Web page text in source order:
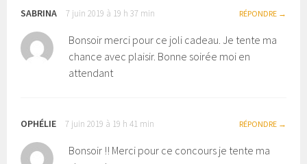
SABRINA 7 juin 2019 à 19 h 37 min RÉPONDRE
Bonsoir merci pour ce joli cadeau. Je tente ma
chance avec plaisir. Bonne soirée moi en
attendant
OPHÉLIE 7 juin 2019 à 19 h 41 min RÉPONDRE
Bonsoir !! Merci pour ce concours je tente ma